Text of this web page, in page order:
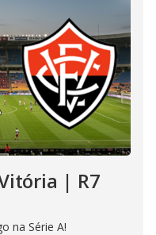
| R7
na Série A!